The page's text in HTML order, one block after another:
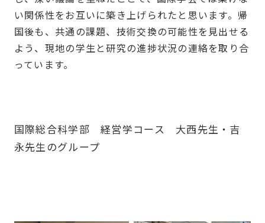
い関係性をお互いに築き上げられたと思います。帰
国後も、共通の課題、技術交換の可能性を見出せる
よう、現地の学生と研究の進捗状況の連絡を取り合
っています。
国際総合科学部 経営学コース 大西先生・吉
永先生のグループ